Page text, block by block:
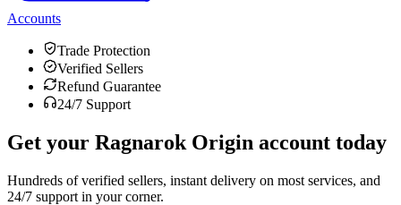
Accounts
Trade Protection
Verified Sellers
Refund Guarantee
24/7 Support
Get your Ragnarok Origin account today
Hundreds of verified sellers, instant delivery on most services, and
24/7 support in your corner.